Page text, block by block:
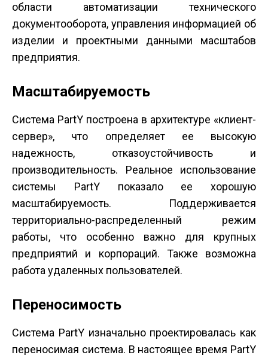
области автоматизации технического
документооборота, управления информацией об
изделии и проектными данными масштабов
предприятия.
Масштабируемость
Система PartY построена в архитектуре «клиент-
сервер», что определяет ее высокую
надежность, отказоустойчивость и
производительность. Реальное использование
системы PartY показало ее хорошую
масштабируемость. Поддерживается
территориально-распределенный режим
работы, что особенно важно для крупных
предприятий и корпораций. Также возможна
работа удаленных пользователей.
Переносимость
Система PartY изначально проектировалась как
переносимая система. В настоящее время PartY